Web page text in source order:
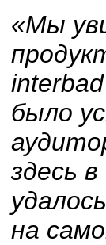
«Мы
было
здесь
на